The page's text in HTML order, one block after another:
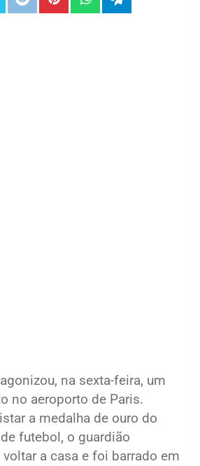
na sexta-feira, um
no aeroporto de Paris.
a medalha de ouro do
futebol, o guardião
a casa e foi barrado em